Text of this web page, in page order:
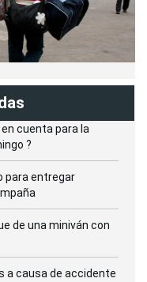
cuenta para la
?
para entregar
de una miniván con
a causa de accidente